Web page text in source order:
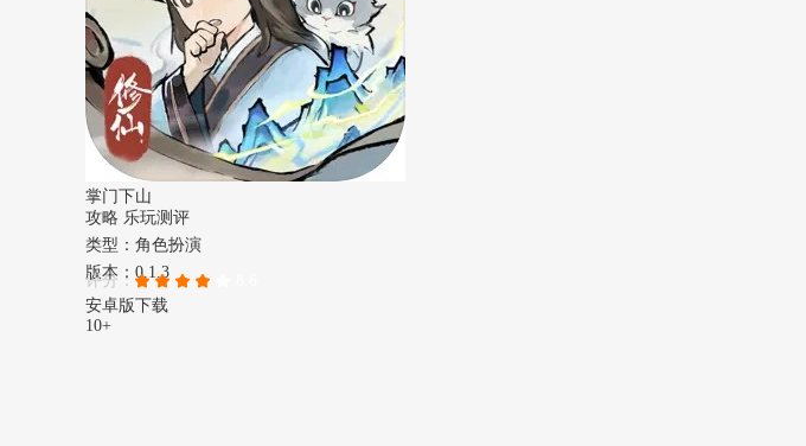
掌门下山
攻略 乐玩测评
类型：角色扮演
版本：0.1.3
评分：
安卓版下载
10+